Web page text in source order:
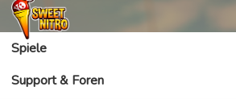
Spiele
Support & Foren